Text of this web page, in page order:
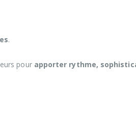
.
pour apporter rythme,